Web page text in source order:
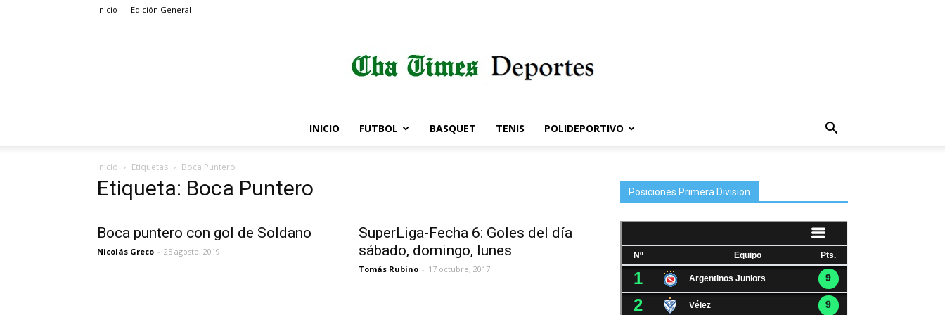
Inicio Edición General
Córdoba
INICIO FUTBOL BASQUET TENIS POLIDEPORTIVO
Inicio Etiquetas Boca Puntero
Etiqueta: Boca Puntero
Boca puntero con gol de Soldano
Nicolás Greco - 25 agosto, 2019
SuperLiga-Fecha 6: Goles del día
sábado, domingo, lunes
Tomás Rubino - 17 octubre, 2017
Posiciones Primera Division